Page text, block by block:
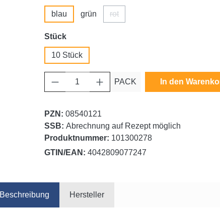
blau grün rot
Stückauswählen
10 Stück
PACK In den
PZN: 08540121
SSB: Abrechnung auf Rezept möglich
Produktnummer: 101300278
GTIN/EAN: 4042809077247
Beschreibung Hersteller